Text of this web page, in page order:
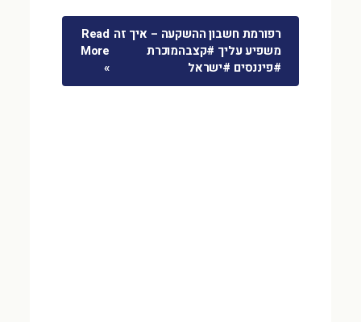
רפורמת חשבון ההשקעה – איך זה
משפיע עליך #קצבהמוכרת
#פיננסים #ישראל
Read
More
»